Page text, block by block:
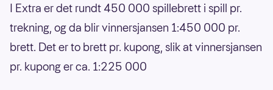
I Extra er det rundt 450 000 spillebrett i spill pr.
trekning, og da blir vinnersjansen 1:450 000 pr.
brett. Det er to brett pr. kupong, slik at vinnersjansen
pr. kupong er ca. 1:225 000